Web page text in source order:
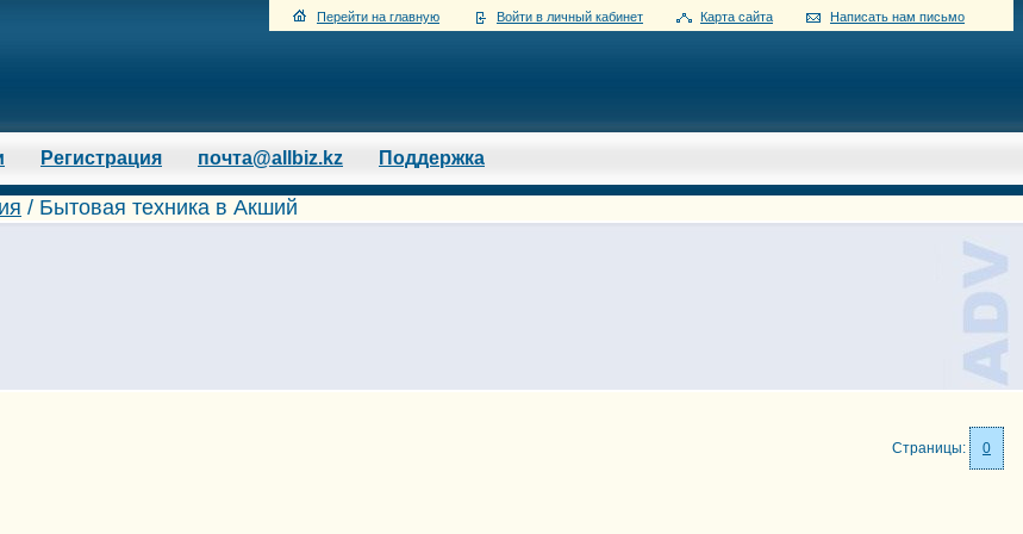
Перейти на главную Войти в личный кабинет Карта сайта Написать нам письмо
Регистрация почта@allbiz.kz Поддержка
/ Бытовая техника в Акший
Страницы: 0